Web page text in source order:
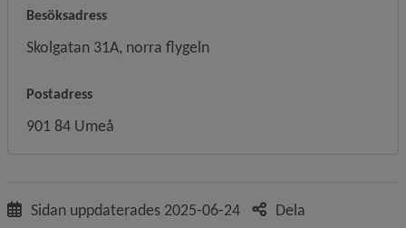
Besöksadress
Skolgatan 31A, norra flygeln
Postadress
901 84 Umeå
Sidan uppdaterades 2025-06-24 Dela